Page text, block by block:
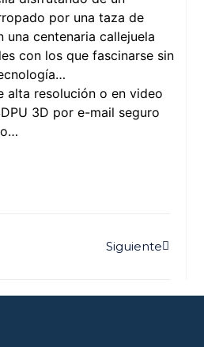
por una taza de
una centenaria callejuela
con los que fascinarse sin
alta resolución o en video
3D por e-mail seguro
Siguiente